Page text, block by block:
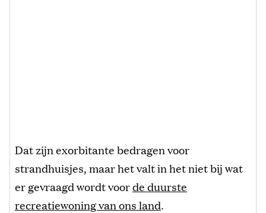
Dat zijn exorbitante bedragen voor
strandhuisjes, maar het valt in het niet bij wat
er gevraagd wordt voorde duurste
recreatiewoning van ons land.